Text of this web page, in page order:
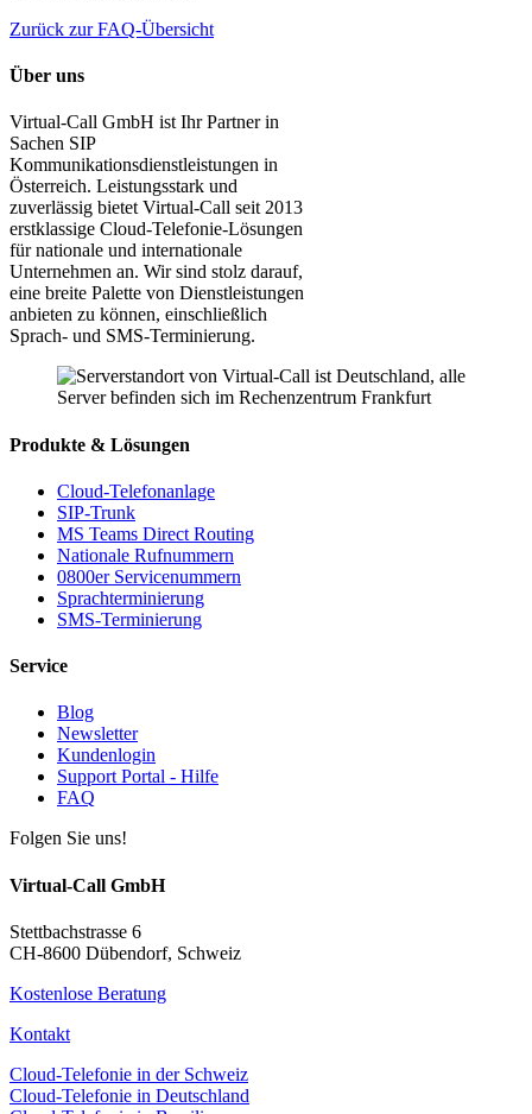
Zurück zur FAQ-Übersicht
Über uns
Virtual-Call GmbH ist Ihr Partner in
Sachen SIP
Kommunikationsdienstleistungen in
Österreich. Leistungsstark und
zuverlässig bietet Virtual-Call seit 2013
erstklassige Cloud-Telefonie-Lösungen
für nationale und internationale
Unternehmen an. Wir sind stolz darauf,
eine breite Palette von Dienstleistungen
anbieten zu können, einschließlich
Sprach- und SMS-Terminierung.
Produkte & Lösungen
Cloud-Telefonanlage
SIP-Trunk
MS Teams Direct Routing
Nationale Rufnummern
0800er Servicenummern
Sprachterminierung
SMS-Terminierung
Service
Blog
Newsletter
Kundenlogin
Support Portal - Hilfe
FAQ
Folgen Sie uns!
Virtual-Call GmbH
Stettbachstrasse 6
CH-8600 Dübendorf, Schweiz
Kostenlose Beratung
Kontakt
Cloud-Telefonie in der Schweiz
Cloud-Telefonie in Deutschland